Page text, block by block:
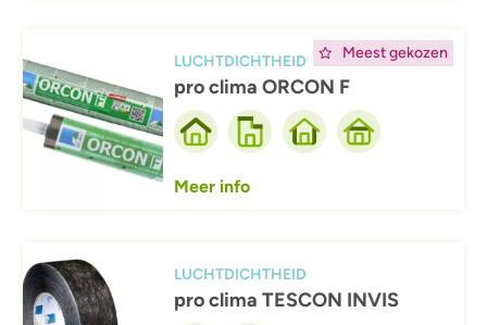
Meest gekozen
LUCHTDICHTHEID
pro clima ORCON F
Meer info
LUCHTDICHTHEID
pro clima TESCON INVIS